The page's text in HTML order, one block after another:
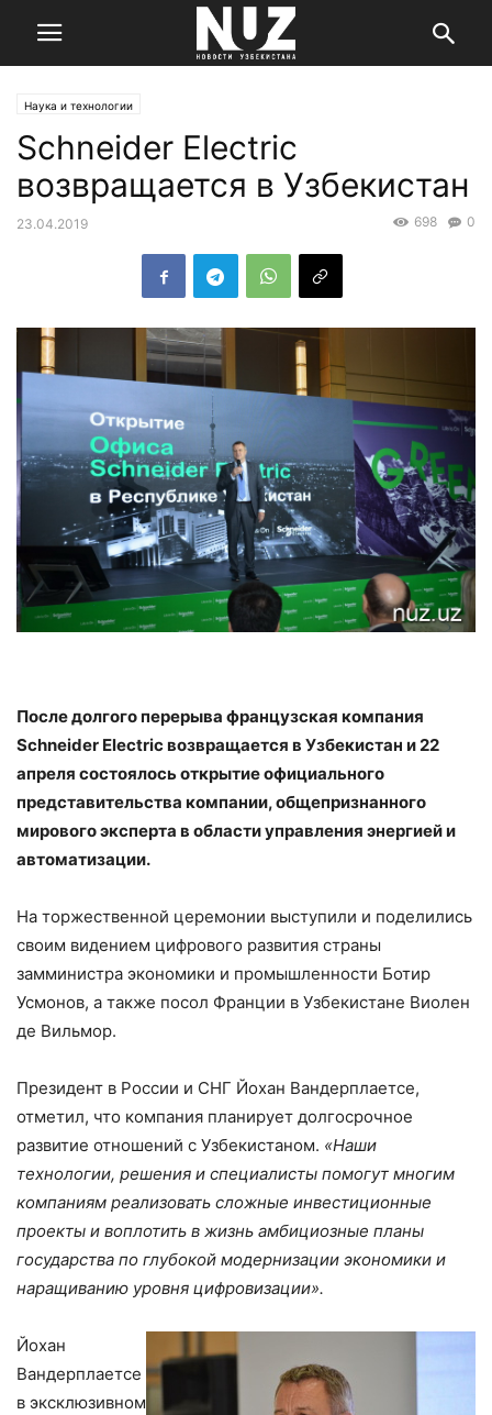
Наука и технологии
Schneider Electric
возвращается в Узбекистан
23.04.2019 0
698
После долгого перерыва французская компания
Schneider Electric возвращается в Узбекистан и 22
апреля состоялось открытие официального
представительства компании, общепризнанного
мирового эксперта в области управления энергией и
автоматизации.
На торжественной церемонии выступили и поделились
своим видением цифрового развития страны
замминистра экономики и промышленности Ботир
Усмонов, а также посол Франции в Узбекистане Виолен
де Вильмор.
Президент в России и СНГ Йохан Вандерплаетсе,
отметил, что компания планирует долгосрочное
развитие отношений с Узбекистаном. «Наши
технологии, решения и специалисты помогут многим
компаниям реализовать сложные инвестиционные
проекты и воплотить в жизнь амбициозные планы
государства по глубокой модернизации экономики и
наращиванию уровня цифровизации».
Йохан
Вандерплаетсе
в эксклюзивном